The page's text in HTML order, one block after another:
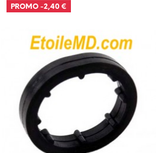
PROMO -2,40 €